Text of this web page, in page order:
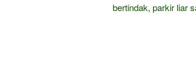
bertindak, parkir liar